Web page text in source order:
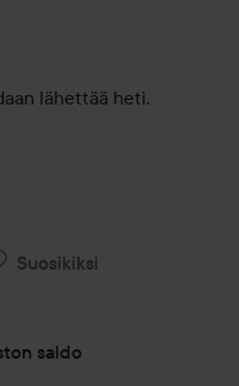
lähettää heti.
Suosikiksi
saldo